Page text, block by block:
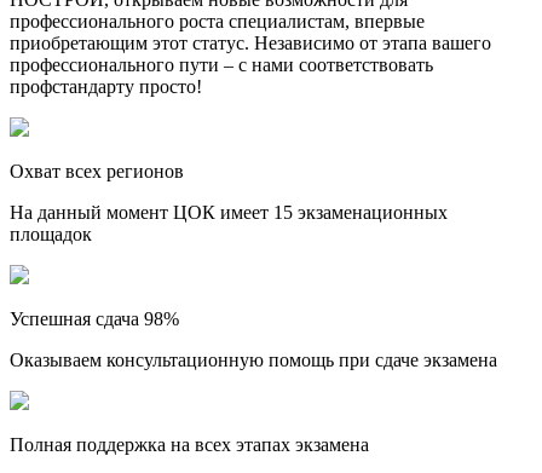
профессионального роста специалистам, впервые
приобретающим этот статус. Независимо от этапа вашего
профессионального пути – с нами соответствовать
профстандарту просто!
Охват всех регионов
На данный момент ЦОК имеет 15 экзаменационных
площадок
Успешная сдача 98%
Оказываем консультационную помощь при сдаче экзамена
Полная поддержка на всех этапах экзамена